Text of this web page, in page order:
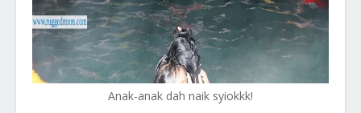
Anak-anak dah naik syiokkk!